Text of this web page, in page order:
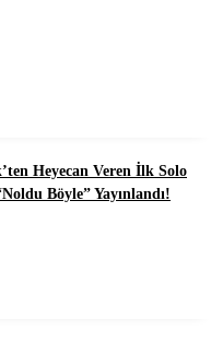
Heyecan Veren İlk Solo
Böyle” Yayınlandı!